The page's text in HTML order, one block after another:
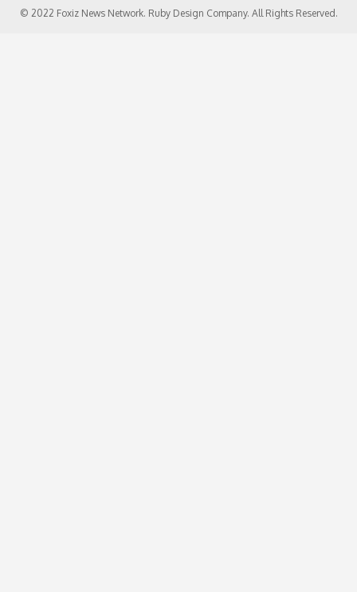
© 2022 Foxiz News Network. Ruby Design Company. All Rights Reserved.